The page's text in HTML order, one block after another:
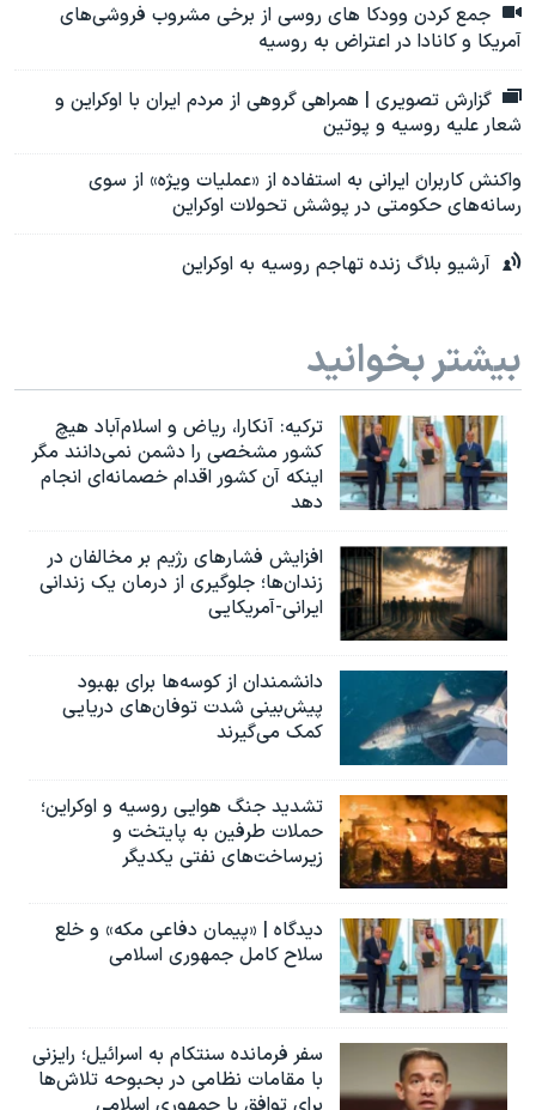
جمع کردن وودکا های روسی از برخی مشروب فروشی‌های
آمریکا و کانادا در اعتراض به روسیه
گزارش تصویری | همراهی گروهی از مردم ایران با اوکراین و
شعار علیه روسیه و پوتین
واکنش کاربران ایرانی به استفاده از «عملیات ویژه» از سوی
رسانه‌های حکومتی در پوشش تحولات اوکراین
آرشیو بلاگ زنده تهاجم روسیه به اوکراین
بیشتر بخوانید
ترکیه: آنکارا، ریاض و اسلام‌آباد هیچ
کشور مشخصی را دشمن نمی‌دانند مگر
اینکه آن کشور اقدام خصمانه‌ای انجام
دهد
افزایش فشارهای رژیم بر مخالفان در
زندان‌ها؛ جلوگیری از درمان یک زندانی
ایرانی-آمریکایی
دانشمندان از کوسه‌ها برای بهبود
پیش‌بینی شدت توفان‌های دریایی
کمک می‌گیرند
تشدید جنگ هوایی روسیه و اوکراین؛
حملات طرفین به پایتخت‌ و
زیرساخت‌های نفتی یکدیگر
دیدگاه | «پیمان دفاعی مکه» و خلع
سلاح کامل جمهوری اسلامی
سفر فرمانده سنتکام به اسرائیل؛ رایزنی
با مقامات نظامی در بحبوحه تلاش‌ها